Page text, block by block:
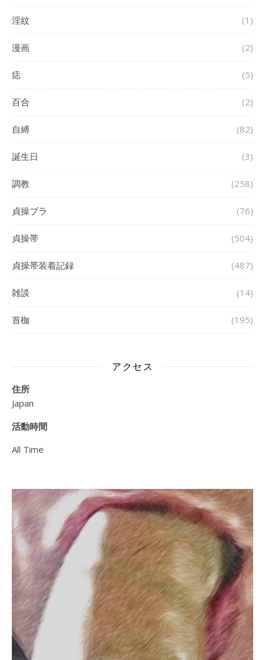
淫紋 (1)
漫画 (2)
痣 (5)
百合 (2)
自縛 (82)
誕生日 (3)
調教 (258)
貞操ブラ (76)
貞操帯 (504)
貞操帯装着記録 (487)
雑談 (14)
首枷 (195)
アクセス
住所
Japan
活動時間
All Time